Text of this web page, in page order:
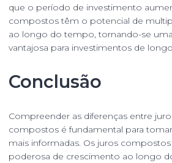
que o período de investimento
compostos têm o potencial de
ao longo do tempo, tornando-se
vantajosa para investimentos de
Conclusão
Compreender as diferenças entre
compostos é fundamental para
mais informadas. Os juros
poderosa de crescimento ao longo